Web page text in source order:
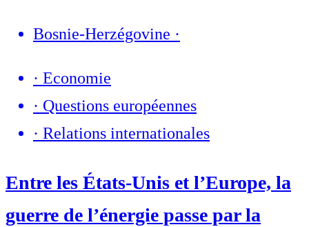
Bosnie-Herzégovine ·
· Economie
· Questions européennes
· Relations internationales
Entre les États-Unis et l’Europe, la
guerre de l’énergie passe par la